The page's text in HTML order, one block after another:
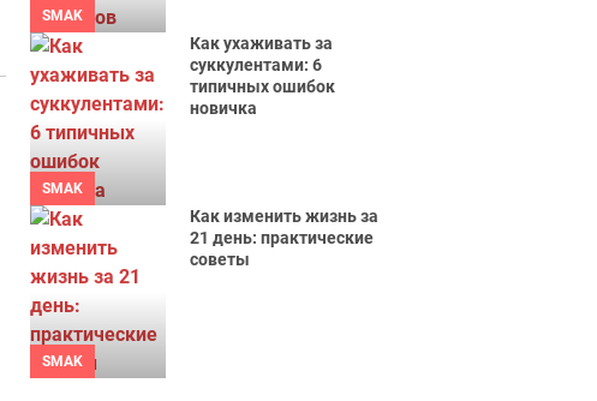
SMAK
SMAK
Как ухаживать за
суккулентами: 6
типичных ошибок
новичка
SMAK
Как изменить жизнь за
21 день: практические
советы